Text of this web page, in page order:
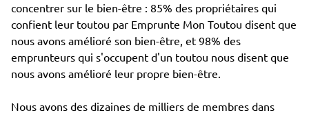
concentrer sur le bien-être : 85% des propriétaires qui
confient leur toutou par Emprunte Mon Toutou disent que
nous avons amélioré son bien-être, et 98% des
emprunteurs qui s'occupent d'un toutou nous disent que
nous avons amélioré leur propre bien-être.
Nous avons des dizaines de milliers de membres dans